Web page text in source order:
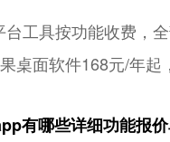
台工具按功能收费，
桌面软件168元/年
有哪些详细功能报